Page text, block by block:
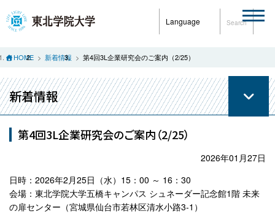
Language Search
HOME 新着情報 第4回3L企業研究会のご案内（2/25）
新着情報
第4回3L企業研究会のご案内（2/25）
2026年01月27日
日時：2026年2月25日（水）15：00 ～ 16：30
会場：東北学院大学五橋キャンパス シュネーダー記念館1階 未来
の扉センター（宮城県仙台市若林区清水小路3-1）